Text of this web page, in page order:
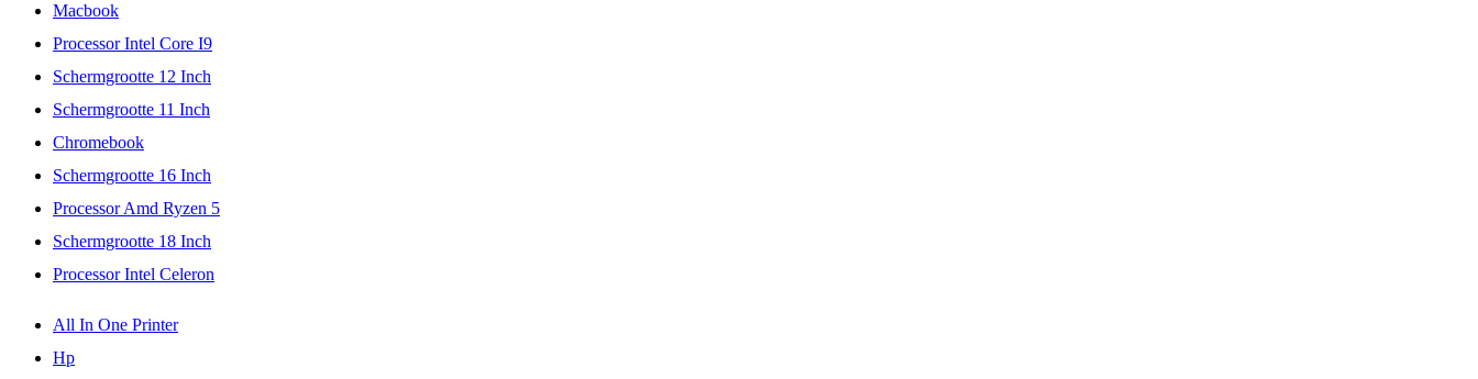
Macbook
Processor Intel Core I9
Schermgrootte 12 Inch
Schermgrootte 11 Inch
Chromebook
Schermgrootte 16 Inch
Processor Amd Ryzen 5
Schermgrootte 18 Inch
Processor Intel Celeron
All In One Printer
Hp